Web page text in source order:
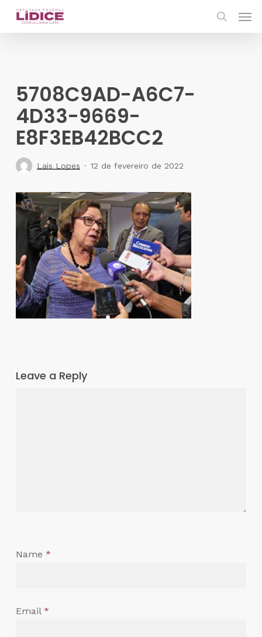
Skip
5708C9AD-A6C7-
4D33-9669-
E8F3EB42BCC2
Lais Lopes 12 de fevereiro de 2022
Leave a Reply
Name *
Email *